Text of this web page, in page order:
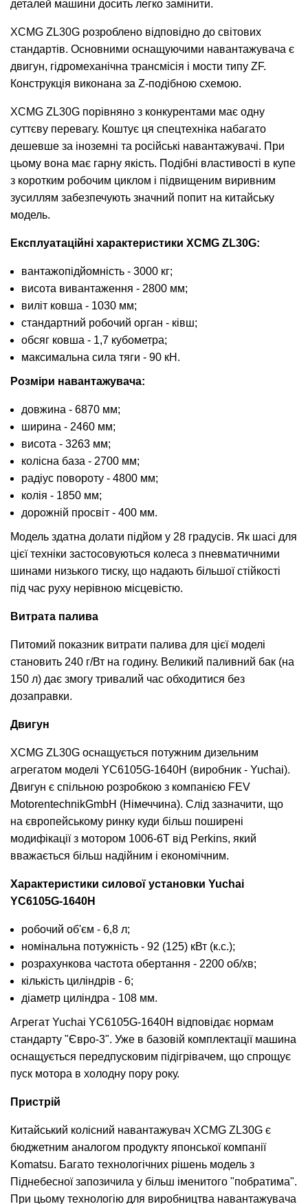
деталей машини досить легко замінити.
XCMG ZL30G розроблено відповідно до світових
стандартів. Основними оснащуючими навантажувача є
двигун, гідромеханічна трансмісія і мости типу ZF.
Конструкція виконана за Z-подібною схемою.
XCMG ZL30G порівняно з конкурентами має одну
суттєву перевагу. Коштує ця спецтехніка набагато
дешевше за іноземні та російські навантажувачі. При
цьому вона має гарну якість. Подібні властивості в купе
з коротким робочим циклом і підвищеним виривним
зусиллям забезпечують значний попит на китайську
модель.
Експлуатаційні характеристики XCMG ZL30G:
вантажопідйомність - 3000 кг;
висота вивантаження - 2800 мм;
виліт ковша - 1030 мм;
стандартний робочий орган - ківш;
обсяг ковша - 1,7 кубометра;
максимальна сила тяги - 90 кН.
Розміри навантажувача:
довжина - 6870 мм;
ширина - 2460 мм;
висота - 3263 мм;
колісна база - 2700 мм;
радіус повороту - 4800 мм;
колія - 1850 мм;
дорожній просвіт - 400 мм.
Модель здатна долати підйом у 28 градусів. Як шасі для
цієї техніки застосовуються колеса з пневматичними
шинами низького тиску, що надають більшої стійкості
під час руху нерівною місцевістю.
Витрата палива
Питомий показник витрати палива для цієї моделі
становить 240 г/Вт на годину. Великий паливний бак (на
150 л) дає змогу тривалий час обходитися без
дозаправки.
Двигун
XCMG ZL30G оснащується потужним дизельним
агрегатом моделі YC6105G-1640H (виробник - Yuchai).
Двигун є спільною розробкою з компанією FEV
MotorentechnikGmbH (Німеччина). Слід зазначити, що
на європейському ринку куди більш поширені
модифікації з мотором 1006-6T від Perkins, який
вважається більш надійним і економічним.
Характеристики силової установки Yuchai
YC6105G-1640H
робочий об'єм - 6,8 л;
номінальна потужність - 92 (125) кВт (к.с.);
розрахункова частота обертання - 2200 об/хв;
кількість циліндрів - 6;
діаметр циліндра - 108 мм.
Агрегат Yuchai YC6105G-1640H відповідає нормам
стандарту "Євро-3". Уже в базовій комплектації машина
оснащується передпусковим підігрівачем, що спрощує
пуск мотора в холодну пору року.
Пристрій
Китайський колісний навантажувач XCMG ZL30G є
бюджетним аналогом продукту японської компанії
Komatsu. Багато технологічних рішень модель з
Піднебесної запозичила у більш іменитого "побратима".
При цьому технологію для виробництва навантажувача